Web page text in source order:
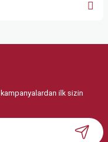
ilk sizin